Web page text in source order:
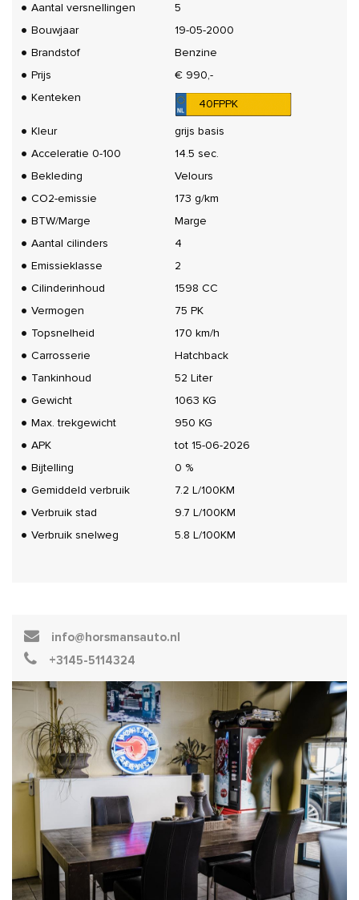
Aantal versnellingen
5
Bouwjaar
19-05-2000
Brandstof
Benzine
Prijs
€ 990,-
Kenteken
40FPPK
Kleur
grijs basis
Acceleratie 0-100
14.5 sec.
Bekleding
Velours
CO2-emissie
173 g/km
BTW/Marge
Marge
Aantal cilinders
4
Emissieklasse
2
Cilinderinhoud
1598 CC
Vermogen
75 PK
Topsnelheid
170 km/h
Carrosserie
Hatchback
Tankinhoud
52 Liter
Gewicht
1063 KG
Max. trekgewicht
950 KG
APK
tot 15-06-2026
Bijtelling
0 %
Gemiddeld verbruik
7.2 L/100KM
Verbruik stad
9.7 L/100KM
Verbruik snelweg
5.8 L/100KM
info@horsmansauto.nl
+3145-5114324